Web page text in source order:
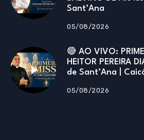
Sant’Ana
05/08/2026
🔴 AO VIVO:
HEITOR PEREIRA
de Sant’Ana |
05/08/2026